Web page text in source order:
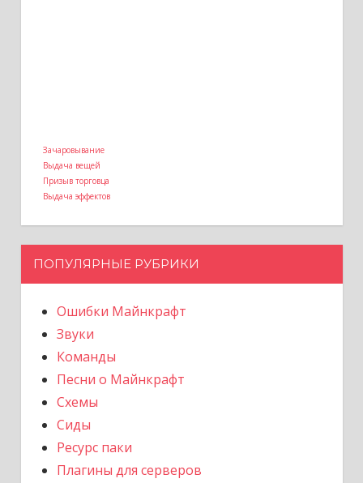
Зачаровывание
Выдача вещей
Призыв торговца
Выдача эффектов
ПОПУЛЯРНЫЕ РУБРИКИ
Ошибки Майнкрафт
Звуки
Команды
Песни о Майнкрафт
Схемы
Сиды
Ресурс паки
Плагины для серверов